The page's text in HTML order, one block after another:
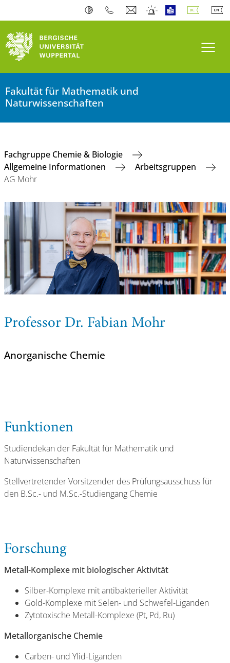
Fakultät für Mathematik und
Naturwissenschaften
Fachgruppe Chemie & Biologie
Allgemeine Informationen
Arbeitsgruppen
AG Mohr
Professor Dr. Fabian Mohr
Anorganische Chemie
Funktionen
Studiendekan der Fakultät für Mathematik und
Naturwissenschaften
Stellvertretender Vorsitzender des Prüfungsausschuss für
den B.Sc.- und M.Sc.-Studiengang Chemie
Forschung
Metall-Komplexe mit biologischer Aktivität
Silber-Komplexe mit antibakterieller Aktivität
Gold-Komplexe mit Selen- und Schwefel-Liganden
Zytotoxische Metall-Komplexe (Pt, Pd, Ru)
Metallorganische Chemie
Carben- und Ylid-Liganden